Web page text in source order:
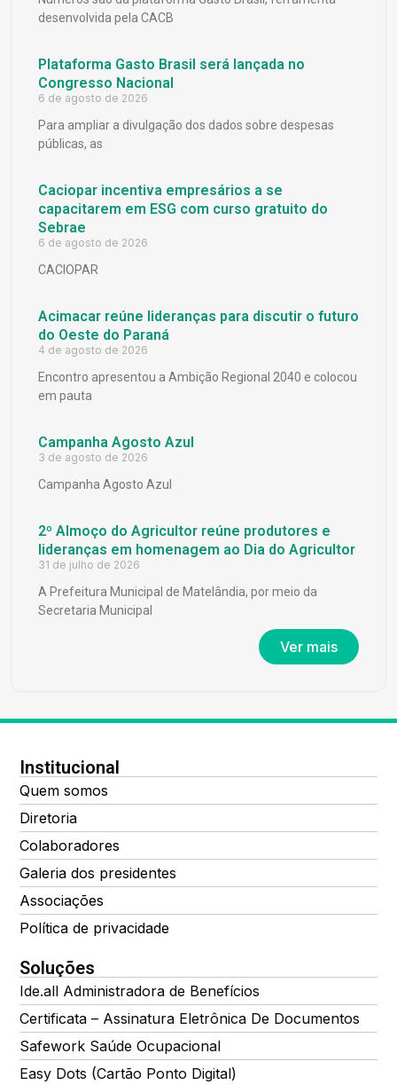
desenvolvida pela CACB
Plataforma Gasto Brasil será lançada no
Congresso Nacional
6 de agosto de 2026
Para ampliar a divulgação dos dados sobre despesas
públicas, as
Caciopar incentiva empresários a se
capacitarem em ESG com curso gratuito do
Sebrae
6 de agosto de 2026
CACIOPAR
Acimacar reúne lideranças para discutir o futuro
do Oeste do Paraná
4 de agosto de 2026
Encontro apresentou a Ambição Regional 2040 e colocou
em pauta
Campanha Agosto Azul
3 de agosto de 2026
Campanha Agosto Azul
2º Almoço do Agricultor reúne produtores e
lideranças em homenagem ao Dia do Agricultor
31 de julho de 2026
A Prefeitura Municipal de Matelândia, por meio da
Secretaria Municipal
Ver mais
Institucional
Quem somos
Diretoria
Colaboradores
Galeria dos presidentes
Associações
Política de privacidade
Soluções
Ide.all Administradora de Benefícios
Certificata – Assinatura Eletrônica De Documentos
Safework Saúde Ocupacional
Easy Dots (Cartão Ponto Digital)